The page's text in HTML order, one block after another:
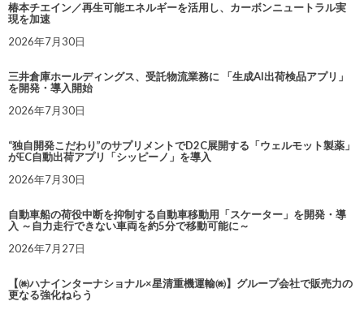
椿本チエイン／再生可能エネルギーを活用し、カーボンニュートラル実
現を加速
2026年7月30日
三井倉庫ホールディングス、受託物流業務に 「生成AI出荷検品アプリ」
を開発・導入開始
2026年7月30日
“独自開発こだわり”のサプリメントでD2C展開する「ウェルモット製薬」
がEC自動出荷アプリ「シッピーノ」を導入
2026年7月30日
自動車船の荷役中断を抑制する自動車移動用「スケーター」を開発・導
入 ～自力走行できない車両を約5分で移動可能に～
2026年7月27日
【㈱ハナインターナショナル×星清重機運輸㈱】グループ会社で販売力の
更なる強化ねらう